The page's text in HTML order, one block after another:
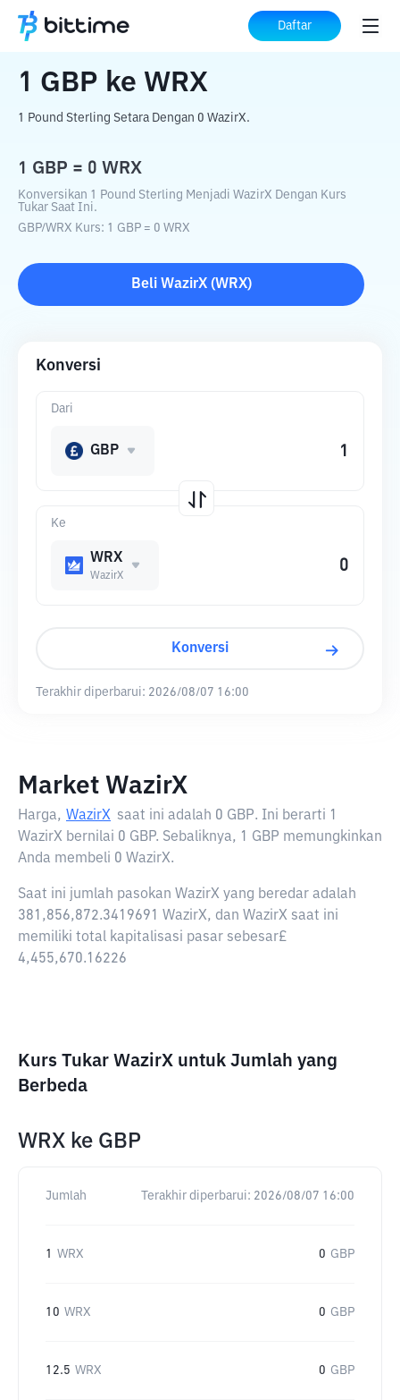
Daftar
Beranda Konverter Kripto ke WRX
1 GBP ke WRX
1 Pound Sterling Setara Dengan 0 WazirX.
1 GBP = 0 WRX
Konversikan 1 Pound Sterling Menjadi WazirX Dengan Kurs
Tukar Saat Ini.
GBP/WRX Kurs: 1 GBP = 0 WRX
Beli WazirX(WRX)
Konversi
Ke
WRX
WazirX
Dari
GBP
Konversi
Terakhir diperbarui: 2026/08/07 16:00
Market WazirX
Harga, WazirX saat ini adalah 0 GBP. Ini berarti 1
WazirX bernilai 0 GBP. Sebaliknya, 1 GBP memungkinkan
Anda membeli 0 WazirX.
Saat ini jumlah pasokan WazirX yang beredar adalah
381,856,872.3419691 WazirX, dan WazirX saat ini
memiliki total kapitalisasi pasar sebesar£
4,455,670.16226
Kurs Tukar WazirX untuk Jumlah yang
Berbeda
WRX ke GBP
Jumlah Terakhir diperbarui: 2026/08/07 16:00
1 WRX 0 GBP
10 WRX 0 GBP
12.5 WRX 0 GBP